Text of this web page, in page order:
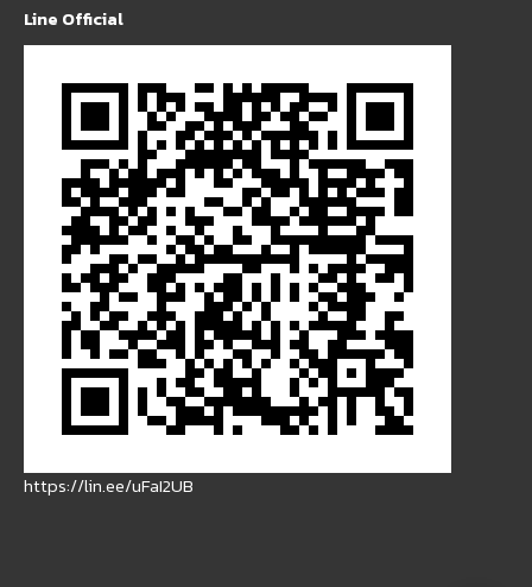
Line Official
https://lin.ee/uFaI2UB